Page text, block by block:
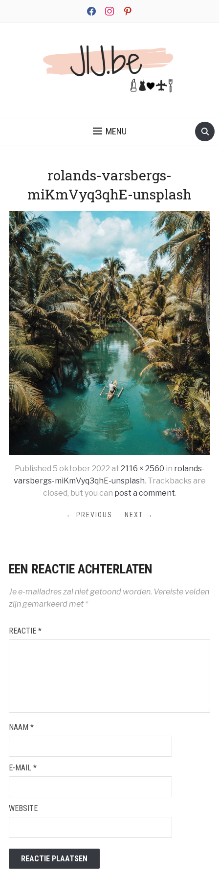
facebookinstagrampinterest
MENU
rolands-varsbergs-
miKmVyq3qhE-unsplash
Published 5 oktober 2022 at 2116 × 2560 in rolands-
varsbergs-miKmVyq3qhE-unsplash. Trackbacks are
closed, but you can post a comment.
← PREVIOUS NEXT →
EEN REACTIE ACHTERLATEN
Je e-mailadres zal niet getoond worden. Vereiste velden
zijn gemarkeerd met *
REACTIE *
NAAM *
E-MAIL *
WEBSITE